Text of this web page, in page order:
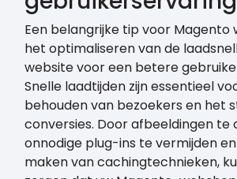
Een belangrijke tip voor Magento
het optimaliseren van de
website voor een betere
Snelle laadtijden zijn essentieel
behouden van bezoekers en het
conversies. Door afbeeldingen te
onnodige plug-ins te vermijden
maken van cachingtechnieken,